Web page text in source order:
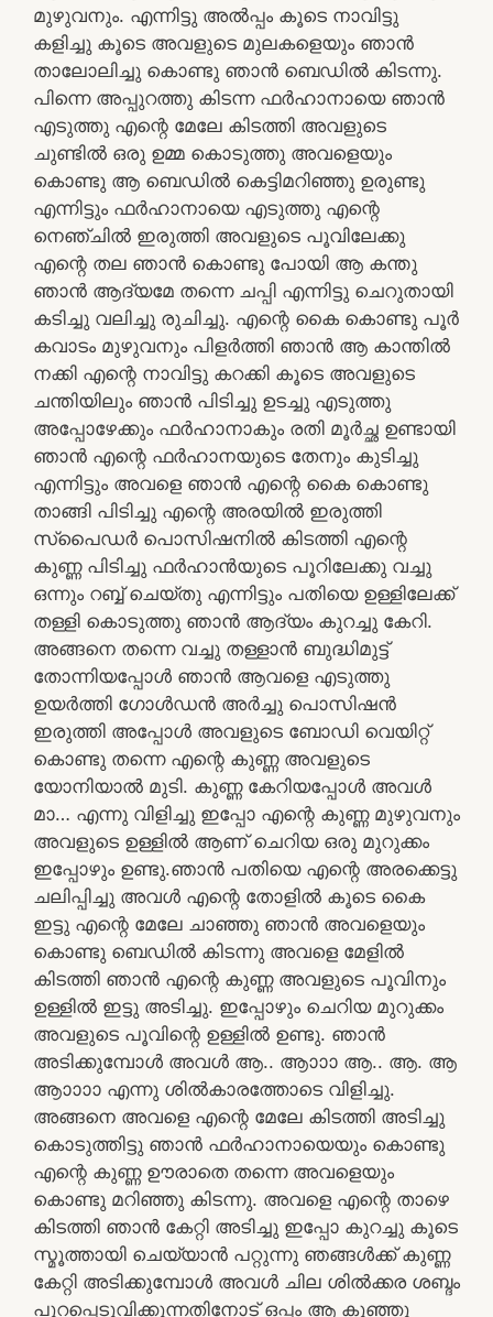
മുഴുവനും. എന്നിട്ടു അൽപ്പം കൂടെ നാവിട്ടു
കളിച്ചു കൂടെ അവളുടെ മുലകളെയും ഞാൻ
താലോലിച്ചു കൊണ്ടു ഞാൻ ബെഡിൽ കിടന്നു.
പിന്നെ അപ്പുറത്തു കിടന്ന ഫർഹാനായെ ഞാൻ
എടുത്തു എന്റെ മേലേ കിടത്തി അവളുടെ
ചുണ്ടിൽ ഒരു ഉമ്മ കൊടുത്തു അവളെയും
കൊണ്ടു ആ ബെഡിൽ കെട്ടിമറിഞ്ഞു ഉരുണ്ടു
എന്നിട്ടും ഫർഹാനായെ എടുത്തു എന്റെ
നെഞ്ചിൽ ഇരുത്തി അവളുടെ പൂവിലേക്കു
എന്റെ തല ഞാൻ കൊണ്ടു പോയി ആ കന്തു
ഞാൻ ആദ്യമേ തന്നെ ചപ്പി എന്നിട്ടു ചെറുതായി
കടിച്ചു വലിച്ചു രുചിച്ചു. എന്റെ കൈ കൊണ്ടു പൂർ
കവാടം മുഴുവനും പിളർത്തി ഞാൻ ആ കാന്തിൽ
നക്കി എന്റെ നാവിട്ടു കറക്കി കൂടെ അവളുടെ
ചന്തിയിലും ഞാൻ പിടിച്ചു ഉടച്ചു എടുത്തു
അപ്പോഴേക്കും ഫർഹാനാകും രതി മൂർച്ഛ ഉണ്ടായി
ഞാൻ എന്റെ ഫർഹാനയുടെ തേനും കുടിച്ചു
എന്നിട്ടും അവളെ ഞാൻ എന്റെ കൈ കൊണ്ടു
താങ്ങി പിടിച്ചു എന്റെ അരയിൽ ഇരുത്തി
സ്‌പൈഡർ പൊസിഷനിൽ കിടത്തി എന്റെ
കുണ്ണ പിടിച്ചു ഫർഹാൻയുടെ പൂറിലേക്കു വച്ചു
ഒന്നും റബ്ബ് ചെയ്തു എന്നിട്ടും പതിയെ ഉള്ളിലേക്ക്
തള്ളി കൊടുത്തു ഞാൻ ആദ്യം കുറച്ചു കേറി.
അങ്ങനെ തന്നെ വച്ചു തള്ളാൻ ബുദ്ധിമുട്ട്
തോന്നിയപ്പോൾ ഞാൻ ആവളെ എടുത്തു
ഉയർത്തി ഗോൾഡൻ അർച്ചു പൊസിഷൻ
ഇരുത്തി അപ്പോൾ അവളുടെ ബോഡി വെയിറ്റ്
കൊണ്ടു തന്നെ എന്റെ കുണ്ണ അവളുടെ
യോനിയാൽ മുടി. കുണ്ണ കേറിയപ്പോൾ അവൾ
മാ… എന്നു വിളിച്ചു ഇപ്പോ എന്റെ കുണ്ണ മുഴുവനും
അവളുടെ ഉള്ളിൽ ആണ് ചെറിയ ഒരു മുറുക്കം
ഇപ്പോഴും ഉണ്ടു.ഞാൻ പതിയെ എന്റെ അരക്കെട്ടു
ചലിപ്പിച്ചു അവൾ എന്റെ തോളിൽ കൂടെ കൈ
ഇട്ടു എന്റെ മേലേ ചാഞ്ഞു ഞാൻ അവളെയും
കൊണ്ടു ബെഡിൽ കിടന്നു അവളെ മേളിൽ
കിടത്തി ഞാൻ എന്റെ കുണ്ണ അവളുടെ പൂവിനും
ഉള്ളിൽ ഇട്ടു അടിച്ചു. ഇപ്പോഴും ചെറിയ മുറുക്കം
അവളുടെ പൂവിന്റെ ഉള്ളിൽ ഉണ്ടു. ഞാൻ
അടിക്കുമ്പോൾ അവൾ ആ.. ആാാാ ആ.. ആ. ആ
ആാാാാ എന്നു ശിൽകാരത്തോടെ വിളിച്ചു.
അങ്ങനെ അവളെ എന്റെ മേലേ കിടത്തി അടിച്ചു
കൊടുത്തിട്ടു ഞാൻ ഫർഹാനായെയും കൊണ്ടു
എന്റെ കുണ്ണ ഊരാതെ തന്നെ അവളെയും
കൊണ്ടു മറിഞ്ഞു കിടന്നു. അവളെ എന്റെ താഴെ
കിടത്തി ഞാൻ കേറ്റി അടിച്ചു ഇപ്പോ കുറച്ചു കൂടെ
സ്മൂത്തായി ചെയ്യാൻ പറ്റുന്നു ഞങ്ങൾക്ക് കുണ്ണ
കേറ്റി അടിക്കുമ്പോൾ അവൾ ചില ശിൽക്കര ശബ്ദം
പുറപ്പെടുവിക്കുന്നതിനോട് ഒപ്പം ആ കുഞ്ഞു